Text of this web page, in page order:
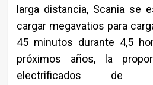
larga distancia, Scania se
cargar megavatios para
45 minutos durante 4,5
próximos años, la
electrificados de